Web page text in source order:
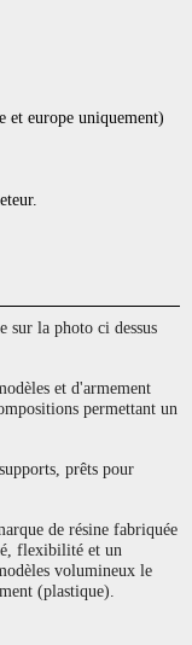
et europe uniquement)
sur la photo ci dessus
et d'armement
permettant un
prêts pour
de résine fabriquée
flexibilité et un
volumineux le
(plastique).